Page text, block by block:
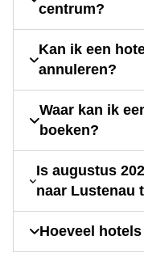
centrum?
Kan ik een
annuleren?
Waar kan ik
boeken?
Is augustus
naar Lustenau
Hoeveel